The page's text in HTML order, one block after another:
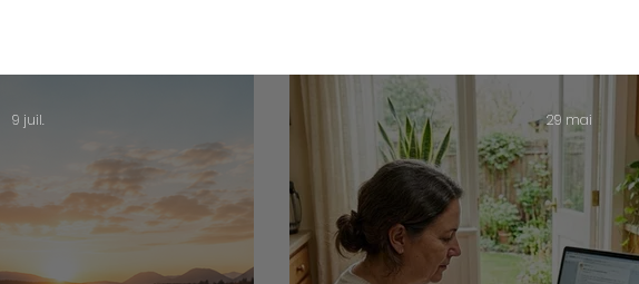
9 juil. 29 mai